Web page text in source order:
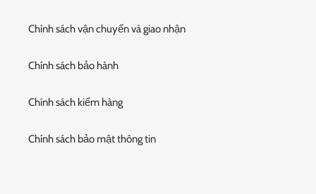
Chính sách vận chuyển và giao nhận
Chính sách bảo hành
Chính sách kiểm hàng
Chính sách bảo mật thông tin